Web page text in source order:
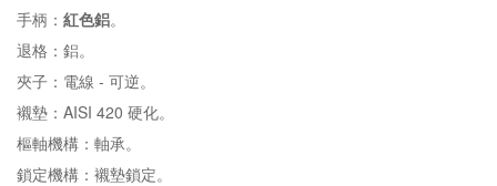
手柄： 紅色鋁。
退格：鋁。
夾子：電線 - 可逆。
襯墊：AISI 420 硬化。
樞軸機構：軸承。
鎖定機構：襯墊鎖定。